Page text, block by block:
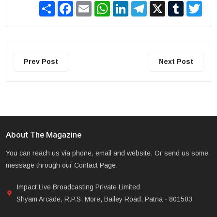
Share Facebook
Email WhatsAppLinkedInTelegram
X Tumblr
Prev Post Next Post
About The Magazine
You can reach us via phone, email and website. Or send us some
message through our Contact Page.
Impact Live Broadcasting Private Limited
Shyam Arcade, R.P.S. More, Bailey Road, Patna - 801503